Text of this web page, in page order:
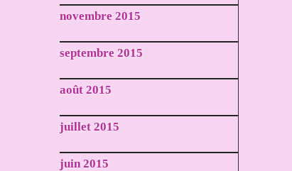
novembre 2015
septembre 2015
août 2015
juillet 2015
juin 2015